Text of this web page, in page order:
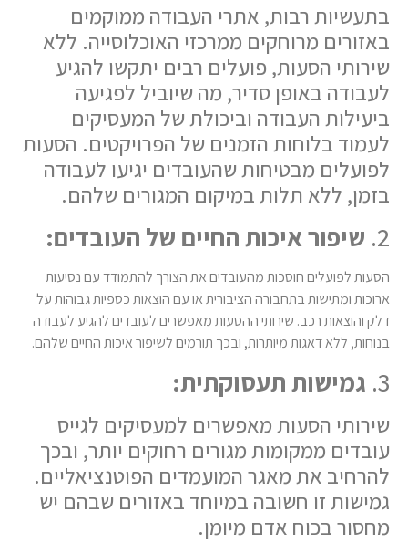
בתעשיות רבות, אתרי העבודה ממוקמים
באזורים מרוחקים ממרכזי האוכלוסייה. ללא
שירותי הסעות, פועלים רבים יתקשו להגיע
לעבודה באופן סדיר, מה שיוביל לפגיעה
ביעילות העבודה וביכולת של המעסיקים
לעמוד בלוחות הזמנים של הפרויקטים. הסעות
לפועלים מבטיחות שהעובדים יגיעו לעבודה
בזמן, ללא תלות במיקום המגורים שלהם.
2. שיפור איכות החיים של העובדים:
הסעות לפועלים חוסכות מהעובדים את הצורך להתמודד עם נסיעות
ארוכות ומתישות בתחבורה הציבורית או עם הוצאות כספיות גבוהות על
דלק והוצאות רכב. שירותי ההסעות מאפשרים לעובדים להגיע לעבודה
בנוחות, ללא דאגות מיותרות, ובכך תורמים לשיפור איכות החיים שלהם.
3. גמישות תעסוקתית:
שירותי הסעות מאפשרים למעסיקים לגייס
עובדים ממקומות מגורים רחוקים יותר, ובכך
להרחיב את מאגר המועמדים הפוטנציאליים.
גמישות זו חשובה במיוחד באזורים שבהם יש
מחסור בכוח אדם מיומן.